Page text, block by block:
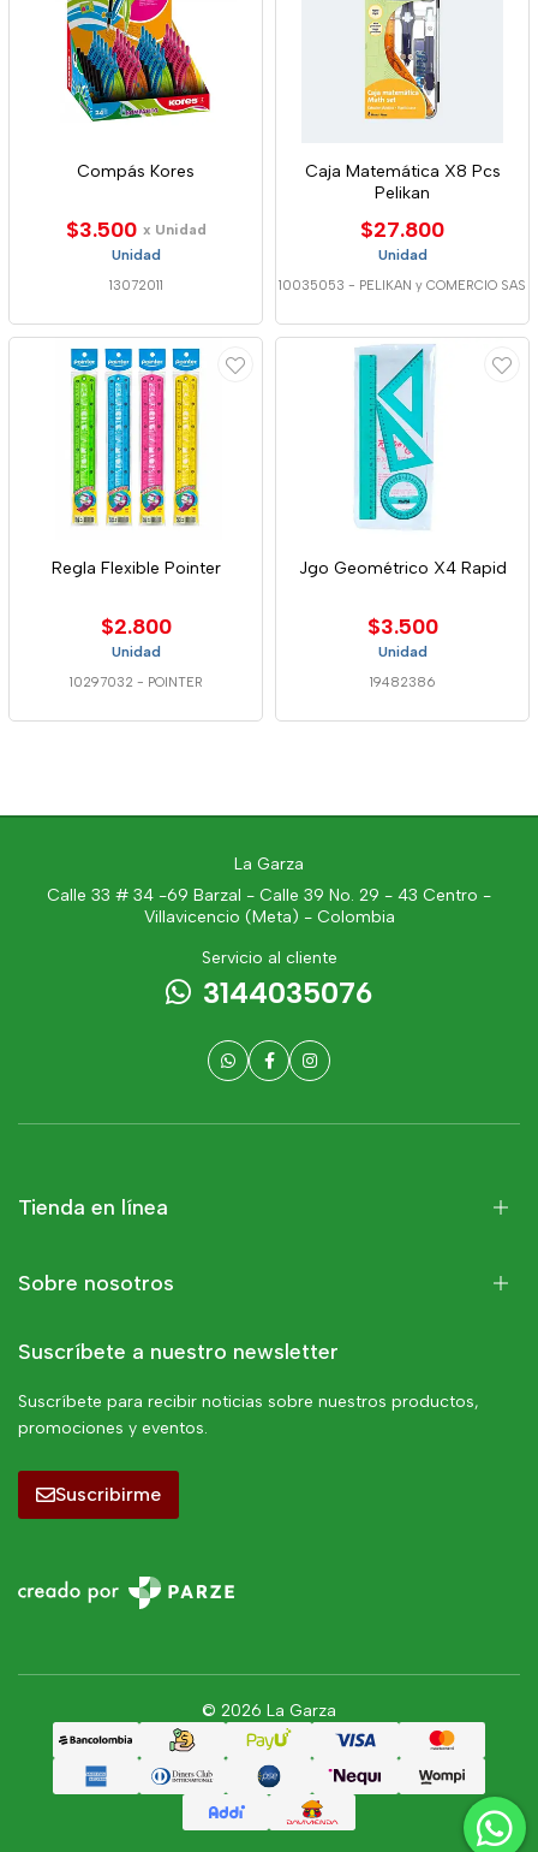
Compás Kores
$3.500 x Unidad
Unidad
13072011
Caja Matemática X8 Pcs
Pelikan
$27.800
Unidad
10035053 - PELIKAN y COMERCIO SAS
Regla Flexible Pointer
$2.800
Unidad
10297032 - POINTER
Jgo Geométrico X4 Rapid
$3.500
Unidad
19482386
La Garza
Calle 33 # 34 -69 Barzal - Calle 39 No. 29 - 43 Centro -
Villavicencio (Meta) - Colombia
Servicio al cliente
3144035076
Tienda en línea
Sobre nosotros
Suscríbete a nuestro newsletter
Suscríbete para recibir noticias sobre nuestros productos,
promociones y eventos.
Suscribirme
© 2026 La Garza